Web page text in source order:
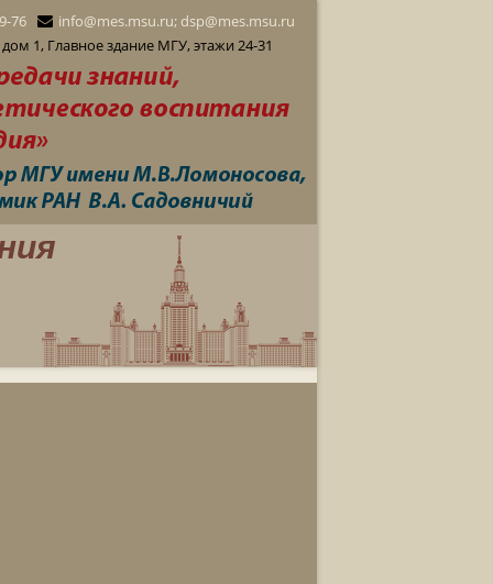
76
info@mes.msu.ru; dsp@mes.msu.ru
1, Главное здание МГУ, этажи 24-31